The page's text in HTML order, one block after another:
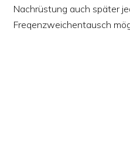
Nachrüstung auch später
Freqenzweichentausch